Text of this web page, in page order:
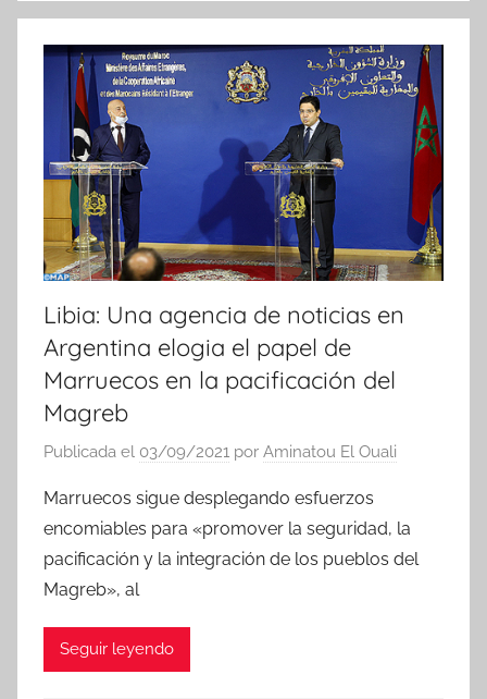
o
t
a
s
Libia: Una agencia de noticias en
Argentina elogia el papel de
Marruecos en la pacificación del
Magreb
Publicada el 03/09/2021 por Aminatou El Ouali
Marruecos sigue desplegando esfuerzos
encomiables para «promover la seguridad, la
pacificación y la integración de los pueblos del
Magreb», al
Seguir leyendo